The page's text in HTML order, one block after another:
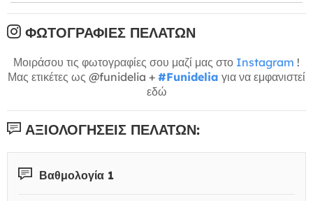
ΦΩΤΟΓΡΑΦΊΕΣ ΠΕΛΑΤΏΝ
Μοιράσου τις φωτογραφίες σου μαζί μας στο Instagram !
Μας ετικέτες ως @funidelia + #Funidelia για να εμφανιστεί
εδώ
ΑΞΙΟΛΟΓΉΣΕΙΣ ΠΕΛΑΤΏΝ:
Βαθμολογία 1